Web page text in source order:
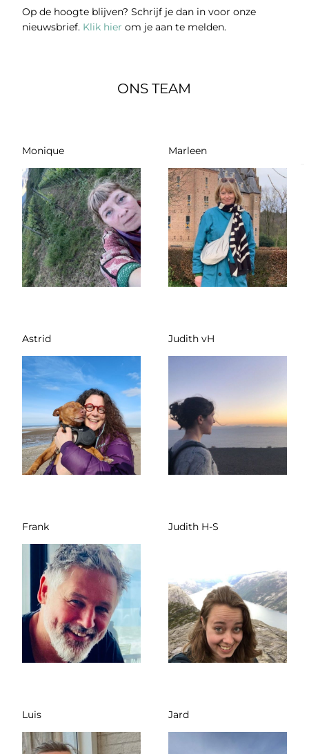
Op de hoogte blijven? Schrijf je dan in voor onze
nieuwsbrief. Klik hier om je aan te melden.
ONS TEAM
Monique Marleen
Astrid Judith vH
Frank Judith H-S
Luis Jard